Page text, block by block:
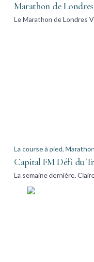
Marathon de
Le Marathon de Londres
La course à pied,
Capital FM Défi du
La semaine dernière,